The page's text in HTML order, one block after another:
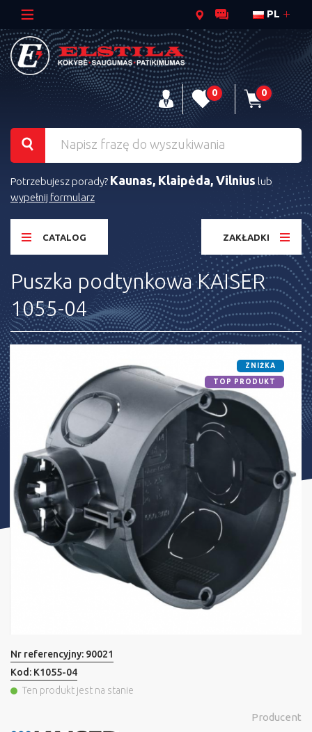
PL
0 0
Potrzebujesz porady? Kaunas, Klaipėda, Vilnius lub
wypełnij formularz
CATALOG ZAKŁADKI
Puszka podtynkowa KAISER
1055-04
ZNIŻKA
TOP PRODUKT
Nr referencyjny: 90021
Kod: K1055-04
Ten produkt jest na stanie
Producent